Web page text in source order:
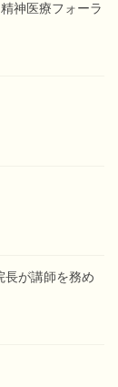
神医療フォーラ
長が講師を務め